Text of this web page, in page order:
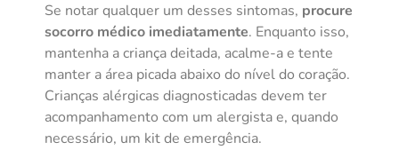
Se notar qualquer um desses sintomas, procure
socorro médico imediatamente. Enquanto isso,
mantenha a criança deitada, acalme-a e tente
manter a área picada abaixo do nível do coração.
Crianças alérgicas diagnosticadas devem ter
acompanhamento com um alergista e, quando
necessário, um kit de emergência.